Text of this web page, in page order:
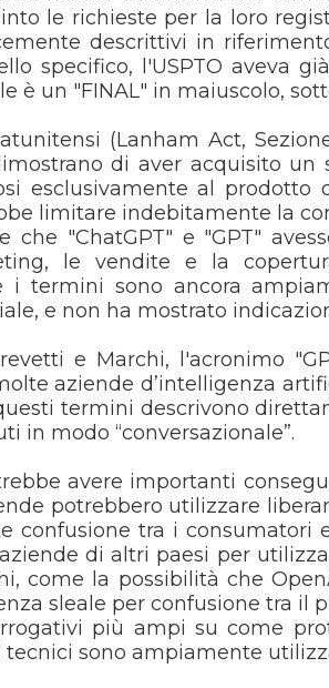
le richieste per la loro
descrittivi in
specifico, l'USPTO aveva
è un "FINAL" in maiuscolo,
(Lanham Act,
di aver acquisito
esclusivamente al
limitare indebitamente la
che "ChatGPT" e "GPT"
le vendite e la
i termini sono ancora
e non ha mostrato
e Marchi, l'acronimo
aziende d’intelligenza
termini descrivono
in modo “conversazionale”.
avere importanti
potrebbero utilizzare
confusione tra i
di altri paesi per
come la possibilità che
sleale per confusione tra il
più ampi su come
sono ampiamente